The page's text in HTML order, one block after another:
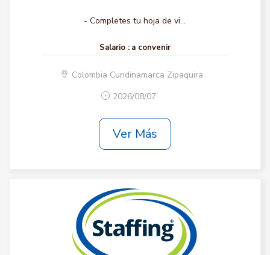
- Completes tu hoja de vi...
Salario : a convenir
Colombia Cundinamarca Zipaquira
2026/08/07
Ver Más